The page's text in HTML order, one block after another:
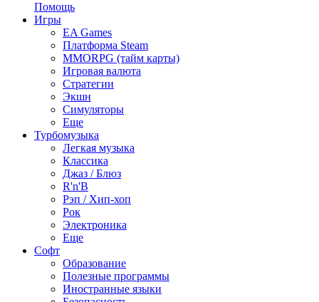
Помощь
Игры
EA Games
Платформа Steam
MMORPG (тайм карты)
Игровая валюта
Стратегии
Экшн
Симуляторы
Еще
Турбомузыка
Легкая музыка
Классика
Джаз / Блюз
R'n'B
Рэп / Хип-хоп
Рок
Электроника
Еще
Софт
Образование
Полезные программы
Иностранные языки